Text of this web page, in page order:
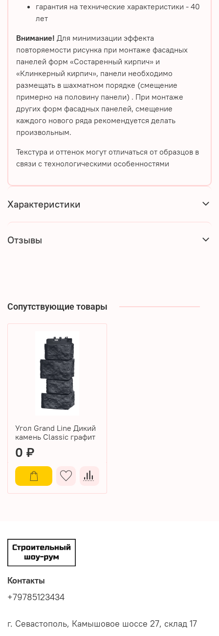
гарантия на технические характеристики - 40
лет
Внимание! Для минимизации эффекта
повторяемости рисунка при монтаже фасадных
панелей форм «Состаренный кирпич» и
«Клинкерный кирпич», панели необходимо
размещать в шахматном порядке (смещение
примерно на половину панели) . При монтаже
других форм фасадных панелей, смещение
каждого нового ряда рекомендуется делать
произвольным.
Текстура и оттенок могут отличаться от образцов в
связи с технологическими особенностями
Характеристики
Отзывы
Сопутствующие товары
Угол Grand Line Дикий
камень Classic графит
0 ₽
Контакты
+79785123434
г. Севастополь, Камышовое шоссе 27, склад 17